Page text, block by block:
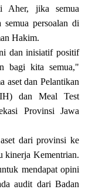
Aher, jika semua
persoalan di
Hakim.
dan inisiatif positif
bagi kita semua,"
aset dan Pelantikan
dan Meal Test
Provinsi Jawa
dari provinsi ke
kinerja Kementrian.
mendapat opini
audit dari Badan